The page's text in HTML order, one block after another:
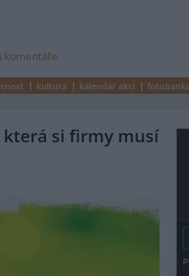
komentáře
kultura kalendář akcí
která si firmy musí